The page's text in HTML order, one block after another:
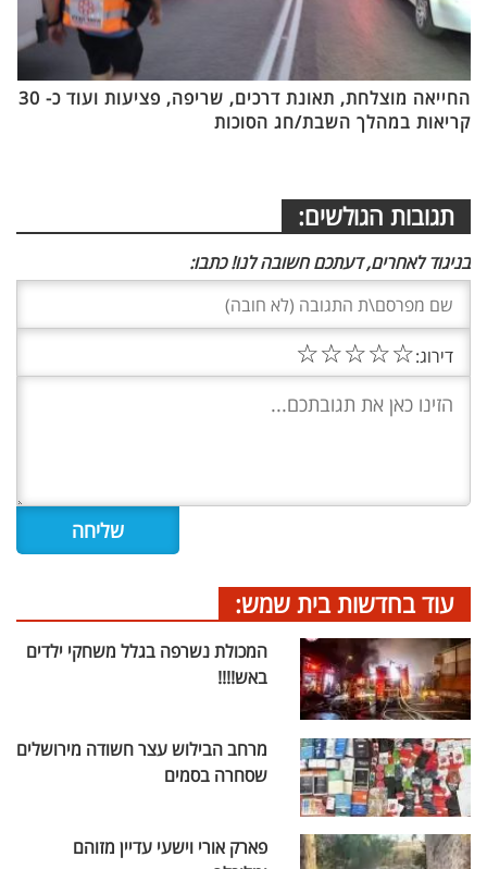
החייאה מוצלחת, תאונת דרכים, שריפה, פציעות ועוד כ- 30
קריאות במהלך השבת/חג הסוכות
תגובות הגולשים:
בניגוד לאחרים, דעתכם חשובה לנו! כתבו:
דירוג:☆
☆
☆
☆
☆
עוד בחדשות בית שמש:
המכולת נשרפה בגלל משחקי ילדים
באש!!!!
מרחב הבילוש עצר חשודה מירושלים
שסחרה בסמים
פארק אורי וישעי עדיין מזוהם